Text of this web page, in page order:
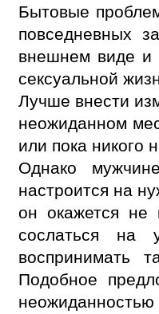
Бытовые
повседневных
внешнем виде и
сексуальной
Лучше внести
неожиданном
или пока никого
Однако
настроится на
он окажется не
сослаться на
воспринимать
Подобное